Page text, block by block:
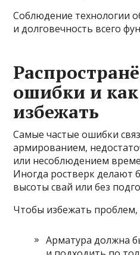
Соблюдение технологии
и долговечность всего
ошибки и
избежать
Самые частые ошибки
армированием,
или несоблюдением
Иногда ростверк делают
высоты свай или без
Чтобы избежать
Арматура должна